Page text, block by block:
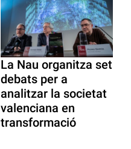
La Nau organitza set
debats per a
analitzar la societat
valenciana en
transformació